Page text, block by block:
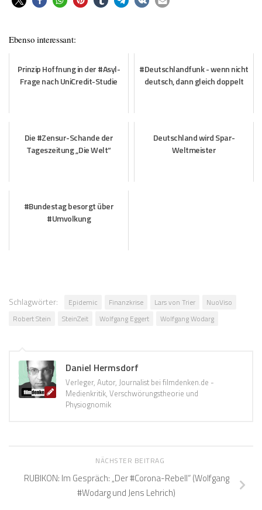
Ebenso interessant:
Prinzip Hoffnung in der #Asyl-
Frage nach UniCredit-Studie
#Deutschlandfunk - wenn nicht
deutsch, dann gleich doppelt
Die #Zensur-Schande der
Tageszeitung „Die Welt“
Deutschland wird Spar-
Weltmeister
#Bundestag besorgt über
#Umvolkung
Schlagwörter: Epidemic Finanzkrise Lars von Trier
NuoViso
Robert Stein
SteinZeit Wolfgang Eggert Wolfgang Wodarg
Daniel Hermsdorf
Verleger, Autor, Journalist bei filmdenken.de -
Medienkritik, Verschwörungstheorie und
Physiognomik
NÄCHSTER BEITRAG
RUBIKON: Im Gespräch: „Der #Corona-Rebell“ (Wolfgang
#Wodarg und Jens Lehrich)